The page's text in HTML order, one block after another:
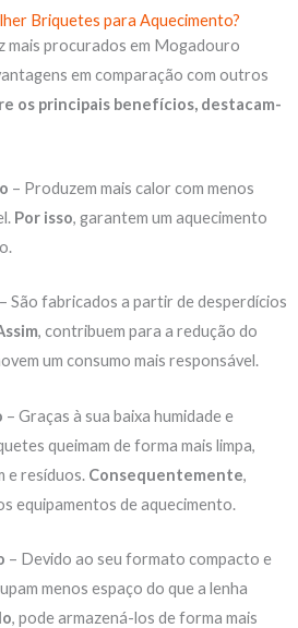
Briquetes para Aquecimento?
mais procurados em Mogadouro
em comparação com outros
os principais benefícios, destacam-
– Produzem mais calor com menos
Por isso, garantem um aquecimento
– São fabricados a partir de desperdícios
, contribuem para a redução do
um consumo mais responsável.
– Graças à sua baixa humidade e
queimam de forma mais limpa,
e resíduos. Consequentemente,
equipamentos de aquecimento.
– Devido ao seu formato compacto e
menos espaço do que a lenha
, pode armazená-los de forma mais